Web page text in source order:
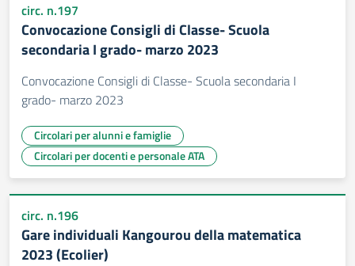
circ. n.197
Convocazione Consigli di Classe- Scuola
secondaria I grado- marzo 2023
Convocazione Consigli di Classe- Scuola secondaria I
grado- marzo 2023
Circolari per alunni e famiglie
Circolari per docenti e personale ATA
circ. n.196
Gare individuali Kangourou della matematica
2023 (Ecolier)